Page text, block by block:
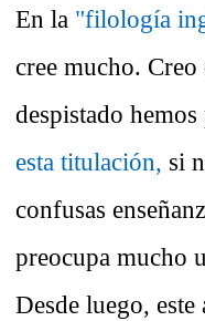
En la "filología
cree mucho.
despistado
esta titulación, si
confusas
preocupa mucho
Desde luego, este